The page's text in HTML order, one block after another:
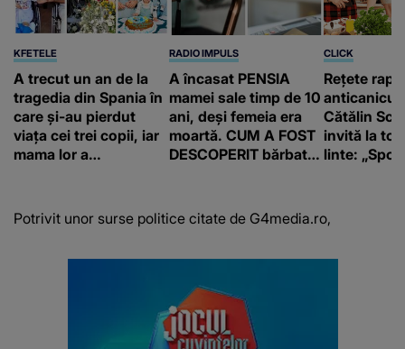
KFETELE
A trecut un an de la
tragedia din Spania în
care și-au pierdut
viața cei trei copii, iar
mama lor a…
RADIO IMPULS
A încasat PENSIA
mamei sale timp de 10
ani, deși femeia era
moartă. CUM A FOST
DESCOPERIT bărbatul
banii obținuți? SUMA
E COLOSALĂ
CLICK
Rețete
Cătălin
invită la
linte: „Spor
Potrivit unor surse politice citate de G4media.ro,